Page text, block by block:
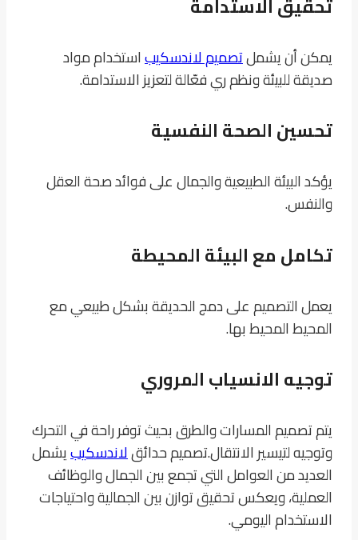
يمكن أن يشملتصميم لاندسكيباستخدام مواد
صديقة للبيئة ونظم ري فعّالة لتعزيز الاستدامة.
تحسين الصحة النفسية
يؤكد البيئة الطبيعية والجمال على فوائد صحة العقل
والنفس.
تكامل مع البيئة المحيطة
يعمل التصميم على دمج الحديقة بشكل طبيعي مع
المحيط المحيط بها.
توجيه الانسياب المروري
يتم تصميم المسارات والطرق بحيث توفر راحة في التحرك
وتوجيه لتيسير الانتقال.تصميم حدائقلاندسكيبيشمل
العديد من العوامل التي تجمع بين الجمال والوظائف
العملية، ويعكس تحقيق توازن بين الجمالية واحتياجات
الاستخدام اليومي.